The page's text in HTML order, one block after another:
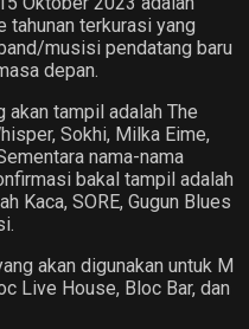
terkurasi yang
musisi pendatang baru
depan.
akan tampil adalah The
Sokhi, Milka Eime,
nama-nama
bakal tampil adalah
Kaca, SORE, Gugun Blues
akan digunakan untuk M
Live House, Bloc Bar, dan